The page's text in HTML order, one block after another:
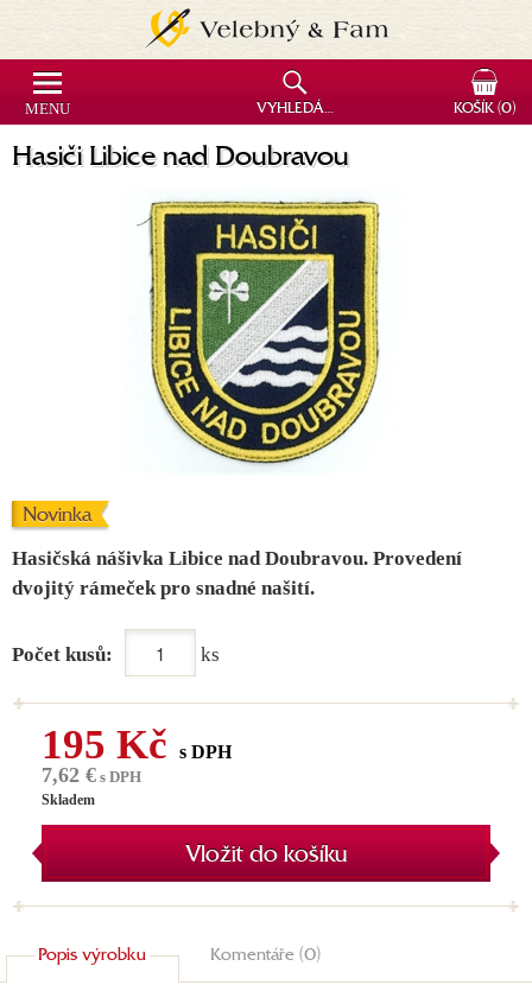
Hasiči Libice nad Doubravou
Novinka
Hasičská nášivka Libice nad Doubravou. Provedení
dvojitý rámeček pro snadné našití.
Počet kusů: ks
195 Kč s DPH
7,62 € s DPH
Skladem
Vložit do košíku
Popis výrobku Komentáře (0)
MENU VYHLEDÁVÁNÍ KOŠÍK(0)